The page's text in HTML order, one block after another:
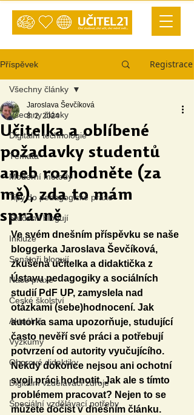
Příspěvek Registrace
Všechny články
Digitální technologie
Témata
Moderní metody
Tipy do pedagogické praxe
Studenti blogují
Inkluze
Senátoři blogují
Naše praxe
České školství
Aktuálně
Výzkumy
Oborové didaktiky
Digitální vzdělávací zdroje
Speciální vzdělávací potřeby
Všechny články
Učitelka a oblíbené
požadavky studentů
aneb rozhodněte (za
mě), zda to mám
správně
Jaroslava Ševčíková
8. 2. 2024
Ve svém dnešním příspěvku se naše
bloggerka Jaroslava Ševčíková,
zkušená učitelka a didaktička z
Ústavu pedagogiky a sociálních
studií PdF UP, zamyslela nad
otázkami (sebe)hodnocení. Jak
autorka sama upozorňuje, studující
často nevěří své práci a potřebují
potvrzení od autority vyučujícího.
Někdy dokonce nejsou ani ochotní
svoji práci hodnotit. Jak ale s tímto
problémem pracovat? Nejen to se
můžete dočíst v dnešním článku.